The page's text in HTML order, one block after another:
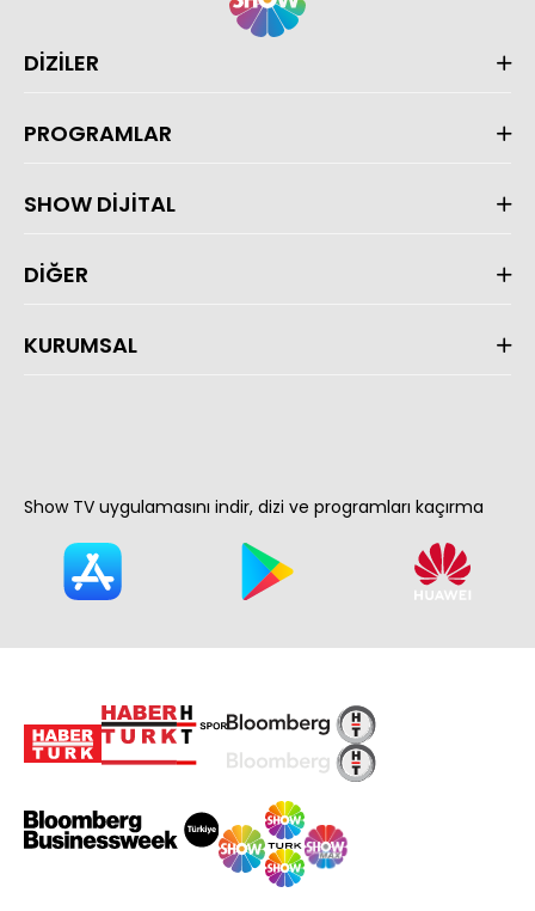
DİZİLER
PROGRAMLAR
SHOW DİJİTAL
DİĞER
KURUMSAL
Show TV uygulamasını indir, dizi ve programları kaçırma